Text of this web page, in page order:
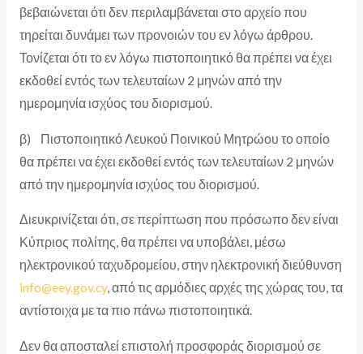
βεβαιώνεται ότι δεν περιλαμβάνεται στο αρχείο που
τηρείται δυνάμει των προνοιών του εν λόγω άρθρου.
Τονίζεται ότι το εν λόγω πιστοποιητικό θα πρέπει να έχει
εκδοθεί εντός των τελευταίων 2 μηνών από την
ημερομηνία ισχύος του διορισμού.
β) Πιστοποιητικό Λευκού Ποινικού Μητρώου το οποίο
θα πρέπει να έχει εκδοθεί εντός των τελευταίων 2 μηνών
από την ημερομηνία ισχύος του διορισμού.
Διευκρινίζεται ότι, σε περίπτωση που πρόσωπο δεν είναι
Κύπριος πολίτης, θα πρέπει να υποβάλει, μέσω
ηλεκτρονικού ταχυδρομείου, στην ηλεκτρονική διεύθυνση
info@eey.gov.cy, από τις αρμόδιες αρχές της χώρας του, τα
αντίστοιχα με τα πιο πάνω πιστοποιητικά.
Δεν θα αποσταλεί επιστολή προσφοράς διορισμού σε